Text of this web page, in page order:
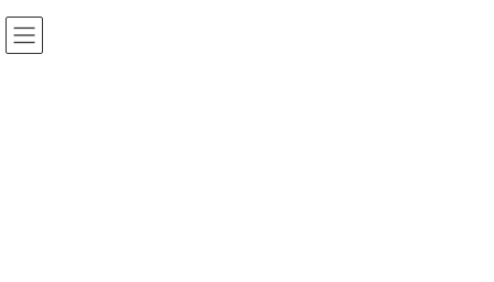
ン
テ
ビ
ゲ